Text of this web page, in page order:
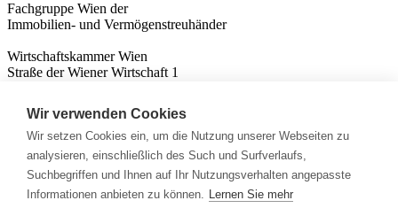
Fachgruppe Wien der
Immobilien- und Vermögenstreuhänder
Wirtschaftskammer Wien
Straße der Wiener Wirtschaft 1
Nützliches
Immobilienwissen
Formulare & Rechner
Expert:innen
Info
Wir verwenden Cookies
Wir setzen Cookies ein, um die Nutzung unserer Webseiten zu
analysieren, einschließlich des Such und Surfverlaufs,
Suchbegriffen und Ihnen auf Ihr Nutzungsverhalten angepasste
Informationen anbieten zu können. Lernen Sie mehr